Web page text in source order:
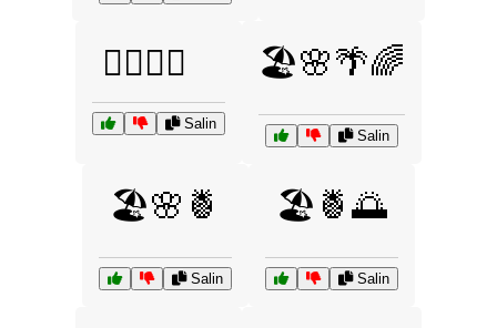
🏄‍♂️🌺🌞
Salin
🏖️🌸🌴🌈
Salin
🏖️🌸🍍
Salin
🏖️🍍🌅
Salin